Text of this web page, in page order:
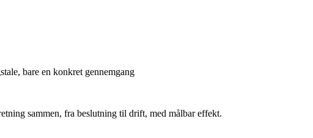
bare en konkret gennemgang
sammen, fra beslutning til drift, med målbar effekt.